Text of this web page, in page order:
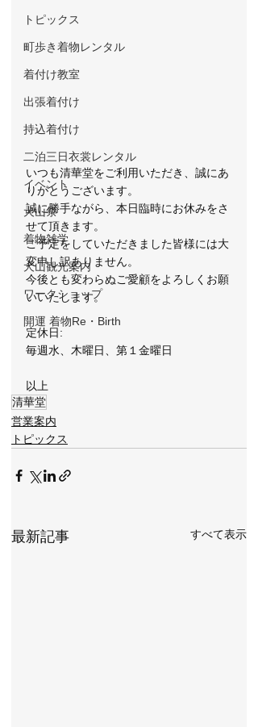
トピックス
町歩き着物レンタル
着付け教室
出張着付け
持込着付け
二泊三日衣裳レンタル
イベント
犬山祭
着物雑学
犬山観光案内
ワークショップ
開運 着物Re・Birth
いつも清華堂をご利用いただき、誠にあ
りがとうございます。
誠に勝手ながら、本日臨時にお休みをさ
せて頂きます。
ご予定をしていただきました皆様には大
変申し訳ありません。
今後とも変わらぬご愛顧をよろしくお願
いいたします。
定休日:
毎週水、木曜日、第１金曜日
以上
清華堂
営業案内
トピックス
最新記事 すべて表示